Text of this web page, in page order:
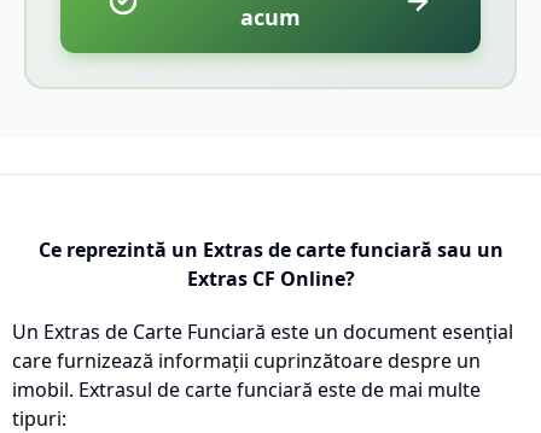
acum
Ce reprezintă un Extras de carte funciară sau un
Extras CF Online?
Un Extras de Carte Funciară este un document esențial
care furnizează informații cuprinzătoare despre un
imobil. Extrasul de carte funciară este de mai multe
tipuri: